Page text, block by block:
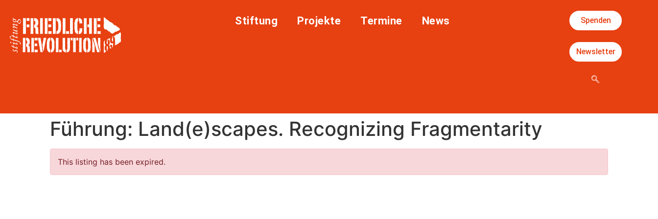
Stiftung Projekte Termine News Spenden
Newsletter
Führung: Land(e)scapes. Recognizing Fragmentarity
This listing has been expired.